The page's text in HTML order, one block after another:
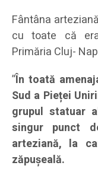
Fântâna
cu toate că
Primăria Cluj-
”În toată
Sud a Pieței
grupul statuar
singur punct
arteziană, la
zăpușeală.